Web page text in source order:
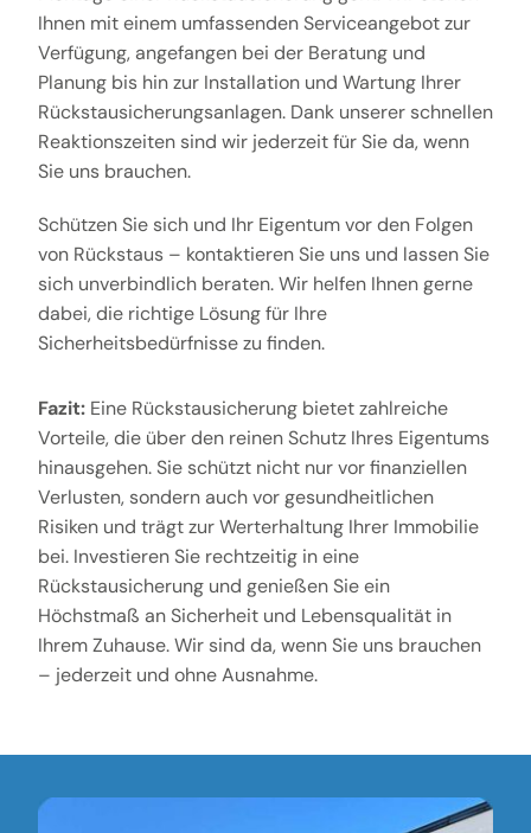
Ihnen mit einem umfassenden Serviceangebot zur
Verfügung, angefangen bei der Beratung und
Planung bis hin zur Installation und Wartung Ihrer
Rückstausicherungsanlagen. Dank unserer schnellen
Reaktionszeiten sind wir jederzeit für Sie da, wenn
Sie uns brauchen.
Schützen Sie sich und Ihr Eigentum vor den Folgen
von Rückstaus – kontaktieren Sie uns und lassen Sie
sich unverbindlich beraten. Wir helfen Ihnen gerne
dabei, die richtige Lösung für Ihre
Sicherheitsbedürfnisse zu finden.
Fazit:Eine Rückstausicherung bietet zahlreiche
Vorteile, die über den reinen Schutz Ihres Eigentums
hinausgehen. Sie schützt nicht nur vor finanziellen
Verlusten, sondern auch vor gesundheitlichen
Risiken und trägt zur Werterhaltung Ihrer Immobilie
bei. Investieren Sie rechtzeitig in eine
Rückstausicherung und genießen Sie ein
Höchstmaß an Sicherheit und Lebensqualität in
Ihrem Zuhause. Wir sind da, wenn Sie uns brauchen
– jederzeit und ohne Ausnahme.